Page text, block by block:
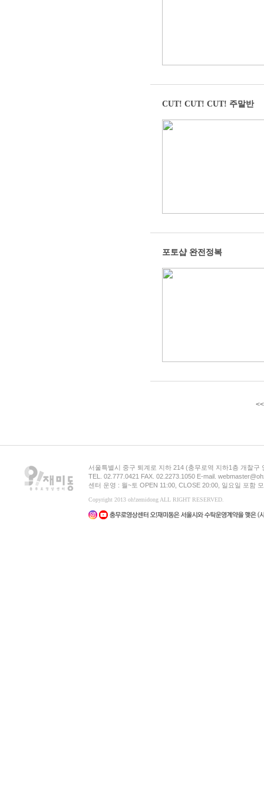
CUT! CUT! CUT! 주말반
포토샵 완전정복
<<
서울특별시 중구 퇴계로 지하 214 (충무로역 지하1층 개찰구
TEL. 02.777.0421 FAX. 02.2273.1050 E-mail.
센터 운영 : 월~토 OPEN 11:00, CLOSE 20:00, 일요일 포함
Copyright 2013 oh!zemidong ALL RIGHT RESERVED.